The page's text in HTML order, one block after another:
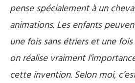
pense spécialement à un
animations. Les enfants
une fois sans étriers et une
on réalise vraiment
cette invention. Selon moi,